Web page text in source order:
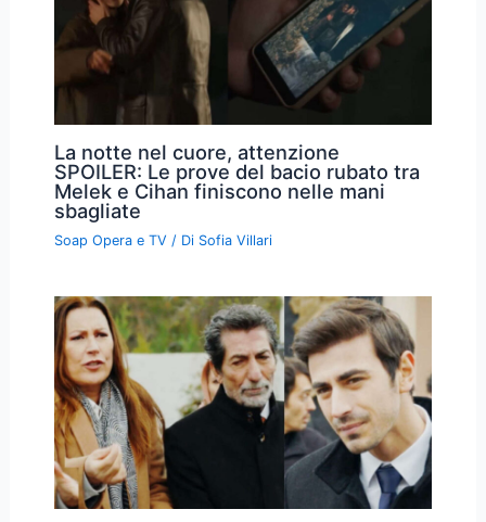
La notte nel cuore, attenzione
SPOILER: Le prove del bacio rubato tra
Melek e Cihan finiscono nelle mani
sbagliate
Soap Opera e TV / Di Sofia Villari